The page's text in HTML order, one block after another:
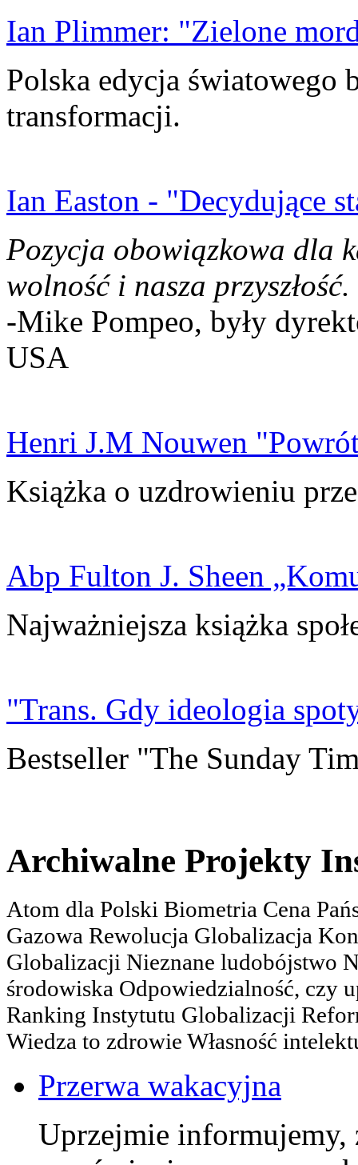
Ian Plimmer: "Zielone
Polska edycja światowego
transformacji.
Ian Easton - "Decydujące
Pozycja obowiązkowa dla
wolność i nasza przyszłość.
-Mike Pompeo, były
USA
Henri J.M Nouwen
Książka o uzdrowieniu
Abp Fulton J. Sheen
Najważniejsza książka
"Trans. Gdy ideologia
Bestseller "The Sunday
Archiwalne Projekty
Atom dla Polski Biometria Cena
Gazowa Rewolucja Globalizacja
Globalizacji Nieznane ludobójstwo
środowiska Odpowiedzialność, czy
Ranking Instytutu Globalizacji
Wiedza to zdrowie Własność
Przerwa wakacyjna
Uprzejmie informujemy,